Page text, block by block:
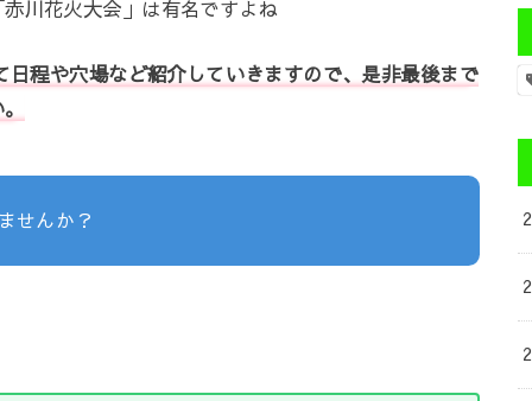
川花火大会」は有名ですよね
程や穴場など紹介していきますので、是非最後まで
せんか？